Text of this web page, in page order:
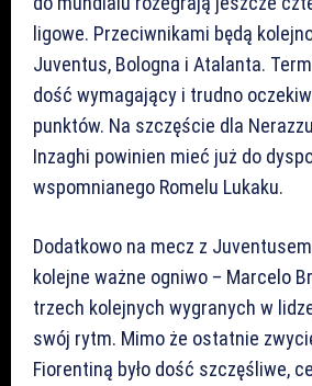
ligowe. Przeciwnikami będą
Juventus, Bologna i Atalanta.
dość wymagający i trudno
punktów. Na szczęście dla
Inzaghi powinien mieć już do
wspomnianego Romelu Lukaku.
Dodatkowo na mecz z
kolejne ważne ogniwo – Marcelo
trzech kolejnych wygranych w
swój rytm. Mimo że ostatnie
Fiorentiną było dość szczęśliwe,